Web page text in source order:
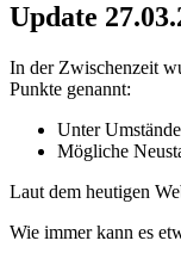
Update
In der Zwischenzeit
Punkte genannt:
Unter
Mögliche
Laut dem heutigen
Wie immer kann es